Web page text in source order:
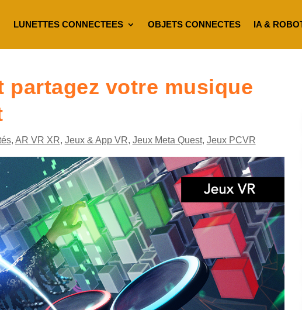
LUNETTES CONNECTEES OBJETS CONNECTES IA &
partagez votre musique
, AR VR XR, Jeux & App VR, Jeux Meta Quest, Jeux PCVR